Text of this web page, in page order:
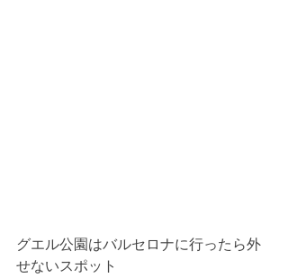
グエル公園はバルセロナに行ったら外
せないスポット